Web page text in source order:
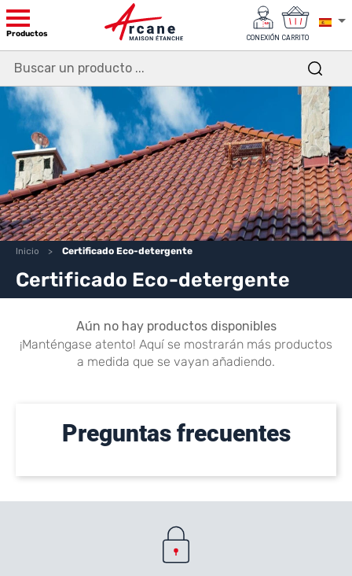
Productos CONEXIÓN CARRITO
Inicio Certificado Eco-detergente
Certificado Eco-detergente
Aún no hay productos disponibles
¡Manténgase atento! Aquí se mostrarán más productos
a medida que se vayan añadiendo.
Preguntas frecuentes